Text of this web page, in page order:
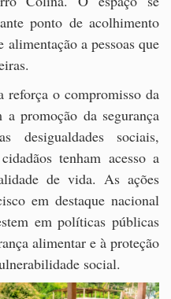
ponto de acolhimento
a pessoas que
reforça o compromisso da
promoção da segurança
desigualdades sociais,
tenham acesso a
de vida. As ações
em destaque nacional
em políticas públicas
alimentar e à proteção
social.